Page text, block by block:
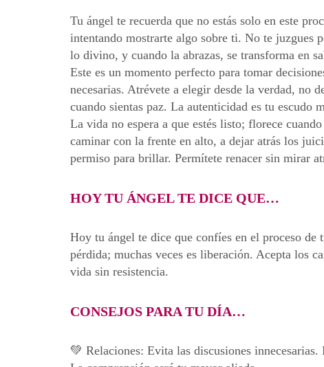
Tu ángel te recuerda que no estás solo en este
intentando mostrarte algo sobre ti. No te juzgues
lo divino, y cuando la abrazas, se transforma en
Este es un momento perfecto para tomar
necesarias. Atrévete a elegir desde la verdad, no
cuando sientas paz. La autenticidad es tu escudo
La vida no espera a que estés listo; florece
caminar con la frente en alto, a dejar atrás los
permiso para brillar. Permítete renacer sin mirar
HOY TU ÁNGEL TE DICE QUE…
Hoy tu ángel te dice que confíes en el proceso
pérdida; muchas veces es liberación. Acepta los
vida sin resistencia.
CONSEJOS PARA TU DÍA…
💚 Relaciones: Evita las discusiones